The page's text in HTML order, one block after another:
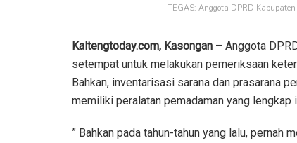
TEGAS: Anggota DPRD
Kaltengtoday.com, Kasongan – Anggota
setempat untuk melakukan pemeriksaan
Bahkan, inventarisasi sarana dan prasarana
memiliki peralatan pemadaman yang
” Bahkan pada tahun-tahun yang lalu, pernah